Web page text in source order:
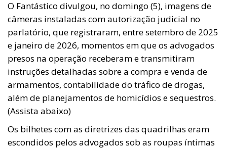
O Fantástico divulgou, no domingo (5), imagens de
câmeras instaladas com autorização judicial no
parlatório, que registraram, entre setembro de 2025
e janeiro de 2026, momentos em que os advogados
presos na operação receberam e transmitiram
instruções detalhadas sobre a compra e venda de
armamentos, contabilidade do tráfico de drogas,
além de planejamentos de homicídios e sequestros.
(Assista abaixo)
Os bilhetes com as diretrizes das quadrilhas eram
escondidos pelos advogados sob as roupas íntimas